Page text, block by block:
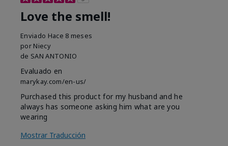
Love the smell!
Enviado Hace 8 meses
por Niecy
de SAN ANTONIO
Evaluado en
marykay.com/en-us/
Purchased this product for my husband and he
always has someone asking him what are you
wearing
Mostrar Traducción